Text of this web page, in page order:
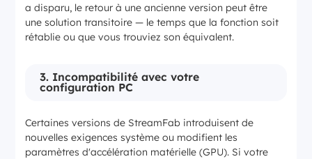
a disparu, le retour à une ancienne version peut être
une solution transitoire — le temps que la fonction soit
rétablie ou que vous trouviez son équivalent.
3. Incompatibilité avec votre
configuration PC
Certaines versions de StreamFab introduisent de
nouvelles exigences système ou modifient les
paramètres d'accélération matérielle (GPU). Si votre